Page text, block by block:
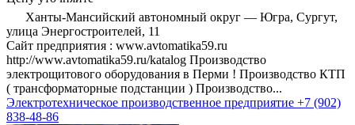
Ханты-Мансийский автономный округ — Югра, Сургут,
улица Энергостроителей, 11
Сайт предприятия : www.avtomatika59.ru
http://www.avtomatika59.ru/katalog Производство
электрощитового оборудования в Перми ! Производство КТП
( трансформаторные подстанции ) Производство...
Электротехническое производственное предприятие +7 (902)
838-48-86